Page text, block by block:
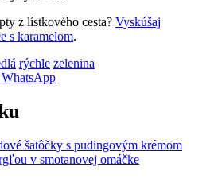
z lístkového cesta? Vyskúšaj
s karamelom.
rýchle zelenina
WhatsApp
šatôčky s pudingovým krémom
v smotanovej omáčke